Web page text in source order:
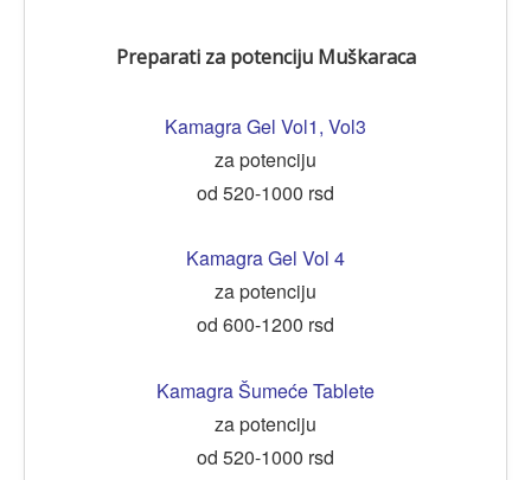
Preparati za potenciju Muškaraca
Kamagra Gel Vol1, Vol3
za potenciju
od 520-1000 rsd
Kamagra Gel Vol 4
za potenciju
od 600-1200 rsd
Kamagra Šumeće Tablete
za potenciju
od 520-1000 rsd